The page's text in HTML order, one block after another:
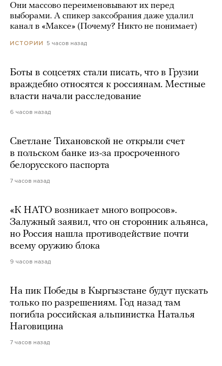
Они массово переименовывают их перед
выборами. А спикер заксобрания даже удалил
канал в «Максе» (Почему? Никто не понимает)
ИСТОРИИ 5 часов назад
Боты в соцсетях стали писать, что в Грузии
враждебно относятся к россиянам. Местные
власти начали расследование
6 часов назад
Светлане Тихановской не открыли счет
в польском банке из-за просроченного
белорусского паспорта
7 часов назад
«К НАТО возникает много вопросов».
Залужный заявил, что он сторонник альянса,
но Россия нашла противодействие почти
всему оружию блока
9 часов назад
На пик Победы в Кыргызстане будут пускать
только по разрешениям. Год назад там
погибла российская альпинистка Наталья
Наговицина
7 часов назад